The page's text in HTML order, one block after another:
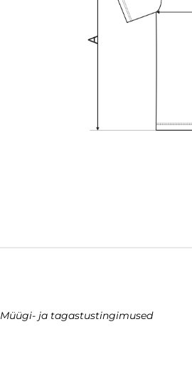
Müügi- ja tagastustingimused